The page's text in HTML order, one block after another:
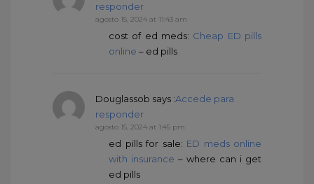
responder
agosto 15, 2024 at 11:43 am
cost of ed meds: Cheap ED pills
online – ed pills
Douglassob says :Accede para
responder
agosto 15, 2024 at 1:45 pm
ed pills for sale: ED meds online
with insurance – where can i get
ed pills